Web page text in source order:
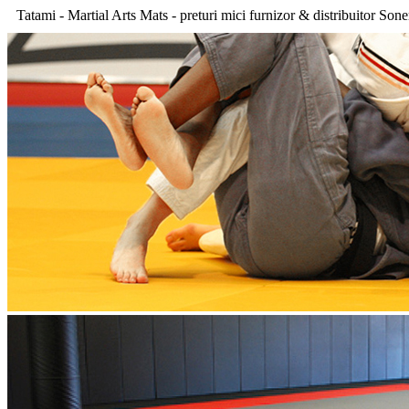
Tatami - Martial Arts Mats - preturi mici furnizor & distribuitor